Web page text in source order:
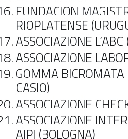
FUNDACION
RIOPLATENSE
ASSOCIAZIONE
ASSOCIAZIONE
GOMMA
CASIO)
ASSOCIAZIONE
ASSOCIAZIONE
AIPI (BOLOGNA)